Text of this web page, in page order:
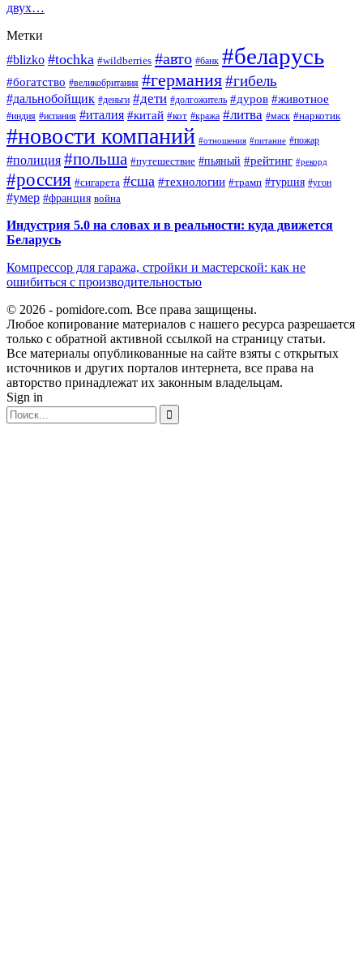
двух…
Метки
#blizko #tochka #wildberries #авто #банк #беларусь
#богатство #великобритания #германия#гибель
#дальнобойщик #деньги #дети #долгожитель #дуров #животное
#индия #испания #италия #китай #кот #кража #литва #маск #наркотик
#новости компаний #отношения #питание #пожар
#полиция #польша #путешествие #пьяный #рейтинг #рекорд
#россия #сигарета #сша #технологии #трамп #турция #угон
#умер #франция война
Индустрия 5.0 на словах и в реальности: куда движется
Беларусь
Компрессор для гаража, стройки и мастерской: как не
ошибиться с производительностью
© 2026 - pomidore.com. Все права защищены.
Любое копирование материалов с нашего ресурса разрешается
только с обратной активной ссылкой на страницу статьи.
Все материалы опубликованные на сайте взяты с открытых
источников и других порталов интернета, все права на
авторство принадлежат их законным владельцам.
Sign in